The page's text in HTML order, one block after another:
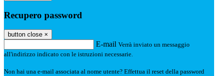
Recupero password
button close ×
E-mail Verrà inviato un messaggio
all'indirizzo indicato con le istruzioni necessarie.
Non hai una e-mail associata al nome utente? Effettua il reset della password